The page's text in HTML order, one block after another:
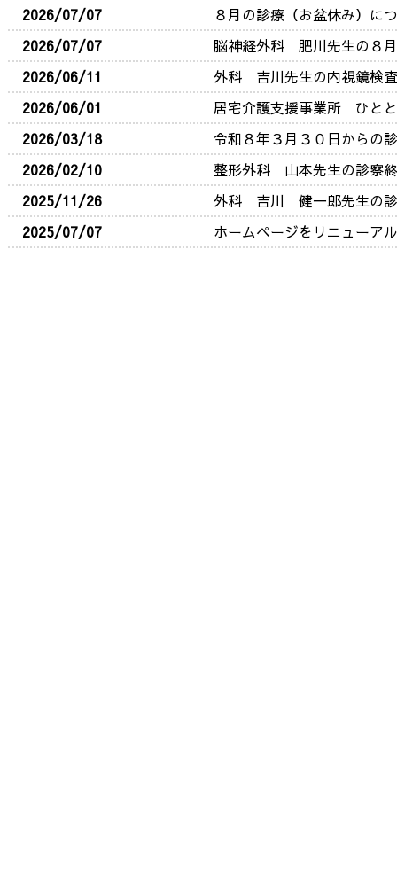
2026/07/07
８月の診療（お盆休み）に
2026/07/07
脳神経外科 肥川先生の８
2026/06/11
外科 吉川先生の内視鏡検
2026/06/01
居宅介護支援事業所 ひと
2026/03/18
令和８年３月３０日からの
2026/02/10
整形外科 山本先生の診察
2025/11/26
外科 吉川 健一郎先生の診
2025/07/07
ホームページをリニューア